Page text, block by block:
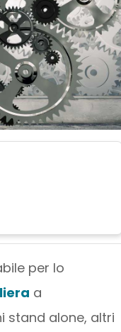
per lo
a
stand alone, altri